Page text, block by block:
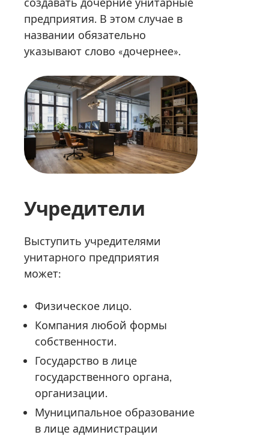
предприятия. В этом случае в
названии обязательно
указывают слово «дочернее».
Учредители
Выступить учредителями
унитарного предприятия
может:
Физическое лицо.
Компания любой формы
собственности.
Государство в лице
государственного органа,
организации.
Муниципальное образование
в лице администрации